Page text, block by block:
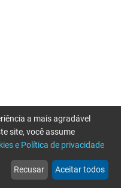
web
Notícias
more_horiz
Mais
a mais agradável
site, você assume
e Política de privacidade
Recusar Aceitar todos
tente novamente